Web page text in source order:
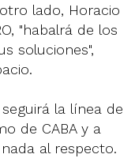
lado, Horacio
"habalrá de los
soluciones",
la línea de
de CABA y a
al respecto.